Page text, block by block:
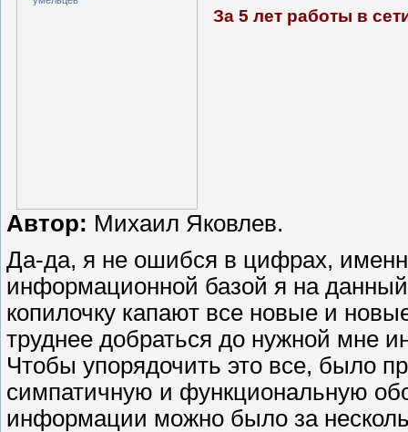
За 5 лет работы в
Автор: Михаил Яковлев.
Да-да, я не ошибся в цифрах,
информационной базой я на
копилочку капают все новые и
труднее добраться до нужной мне
Чтобы упорядочить это все, было
симпатичную и функциональную
информации можно было за